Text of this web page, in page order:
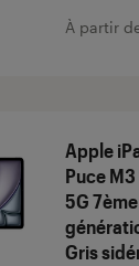
À partir
Apple
Puce M3
5G 7ème
Gris